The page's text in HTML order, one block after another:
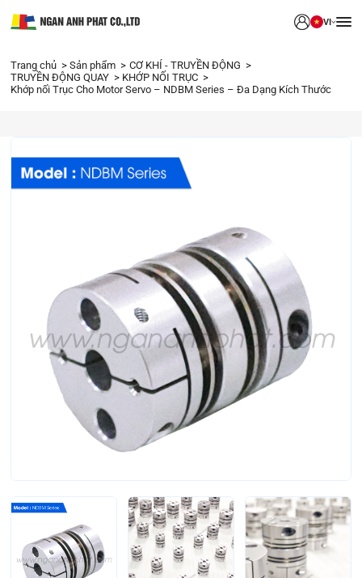
VI
Trang chủ Sản phẩm
CƠ KHÍ - TRUYỀN ĐỘNG
TRUYỀN ĐỘNG QUAY
KHỚP NỐI TRỤC
Khớp nối Trục Cho Motor Servo – NDBM Series – Đa Dạng Kích Thước